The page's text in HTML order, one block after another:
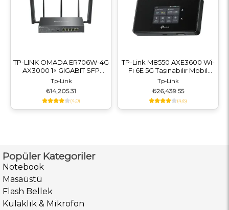
TP-LINK OMADA ER706W-4G
AX3000 1× GIGABIT SFP
WAN/LAN PORT, 1× GIGABIT
RJ45 WAN PORT, 4× GIGABIT
WAN/LAN RJ45 VPN ROUTER
Tp-Link
₺14,205.31
(4,0)
TP-Link M8550 AXE3600 Wi-
Fi 6E 5G Taşınabilir Mobil
Router (Canlı Yayın IRL
Yayıncı ve Profesyonel Mobil
Modem)
Tp-Link
₺26,439.55
(4,6)
Popüler Kategoriler
Notebook
Masaüstü
Flash Bellek
Kulaklık & Mikrofon